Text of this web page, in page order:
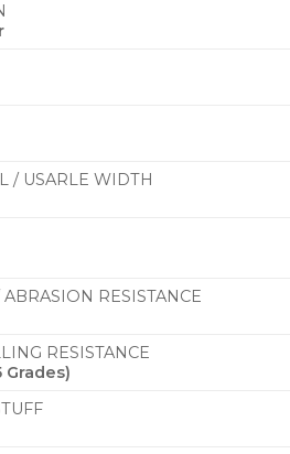
/ USARLE WIDTH
RESISTANCE
RESISTANCE